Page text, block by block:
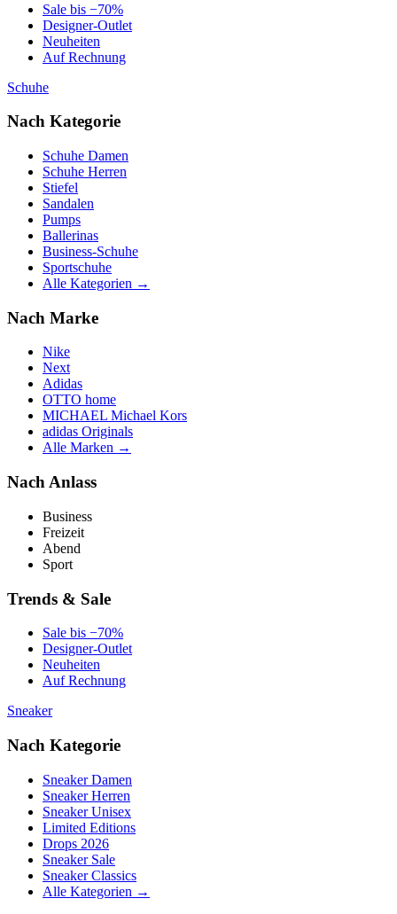
Sale bis −70%
Designer-Outlet
Neuheiten
Auf Rechnung
Schuhe
Nach Kategorie
Schuhe Damen
Schuhe Herren
Stiefel
Sandalen
Pumps
Ballerinas
Business-Schuhe
Sportschuhe
Alle Kategorien →
Nach Marke
Nike
Next
Adidas
OTTO home
MICHAEL Michael Kors
adidas Originals
Alle Marken →
Nach Anlass
Business
Freizeit
Abend
Sport
Trends & Sale
Sale bis −70%
Designer-Outlet
Neuheiten
Auf Rechnung
Sneaker
Nach Kategorie
Sneaker Damen
Sneaker Herren
Sneaker Unisex
Limited Editions
Drops 2026
Sneaker Sale
Sneaker Classics
Alle Kategorien →